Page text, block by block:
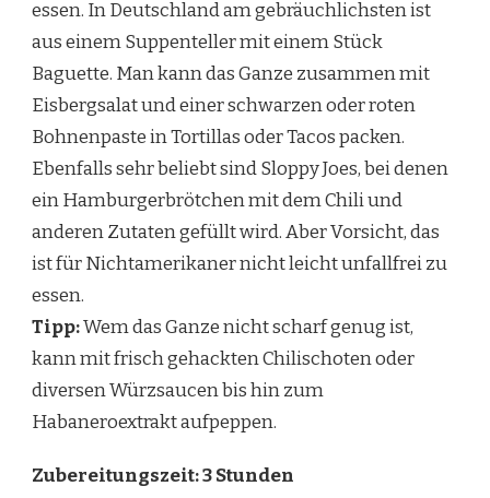
essen. In Deutschland am gebräuchlichsten ist
aus einem Suppenteller mit einem Stück
Baguette. Man kann das Ganze zusammen mit
Eisbergsalat und einer schwarzen oder roten
Bohnenpaste in Tortillas oder Tacos packen.
Ebenfalls sehr beliebt sind Sloppy Joes, bei denen
ein Hamburgerbrötchen mit dem Chili und
anderen Zutaten gefüllt wird. Aber Vorsicht, das
ist für Nichtamerikaner nicht leicht unfallfrei zu
essen.
Tipp:Wem das Ganze nicht scharf genug ist,
kann mit frisch gehackten Chilischoten oder
diversen Würzsaucen bis hin zum
Habaneroextrakt aufpeppen.
Zubereitungszeit: 3 Stunden